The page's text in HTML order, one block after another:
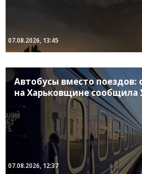
07.08.2026, 13:45
Автобусы вместо поездов:
на Харьковщине сообщила
07.08.2026, 12:37